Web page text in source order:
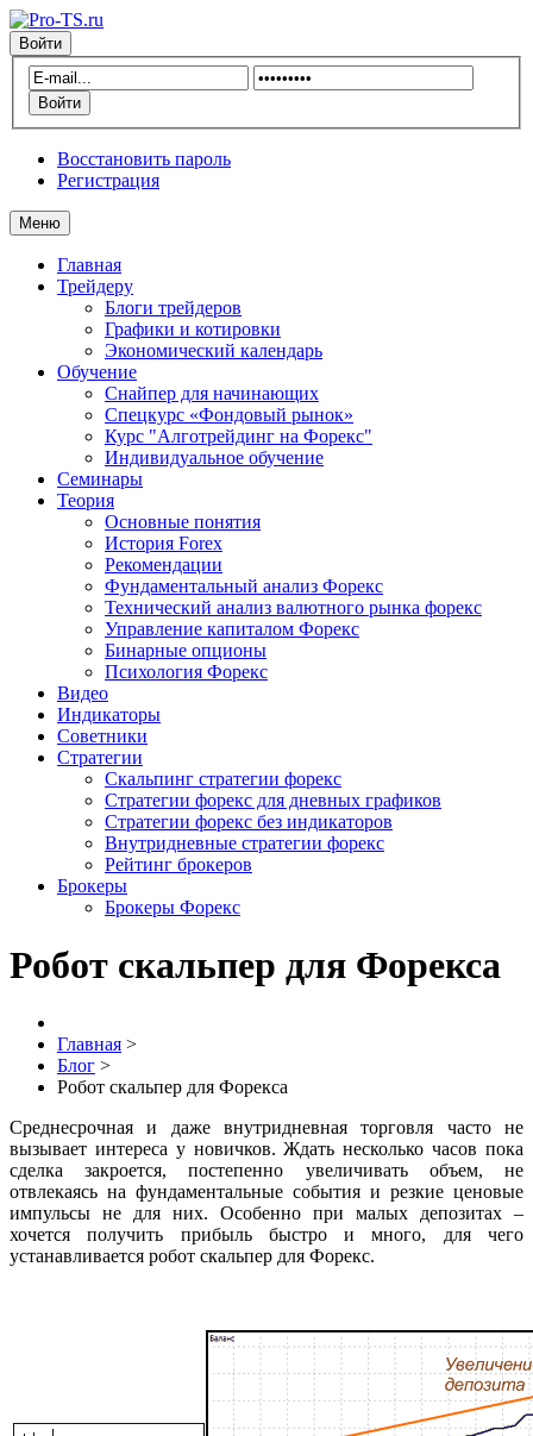
Войти
Восстановить пароль
Регистрация
Меню
Главная
Трейдеру
Блоги трейдеров
Графики и котировки
Экономический календарь
Обучение
Снайпер для начинающих
Спецкурс «Фондовый рынок»
Курс "Алготрейдинг на Форекс"
Индивидуальное обучение
Семинары
Теория
Основные понятия
История Forex
Рекомендации
Фундаментальный анализ Форекс
Технический анализ валютного рынка форекс
Управление капиталом Форекс
Бинарные опционы
Психология Форекс
Видео
Индикаторы
Советники
Стратегии
Скальпинг стратегии форекс
Стратегии форекс для дневных графиков
Стратегии форекс без индикаторов
Внутридневные стратегии форекс
Рейтинг брокеров
Брокеры
Брокеры Форекс
Робот скальпер для Форекса
Главная >
Блог >
Робот скальпер для Форекса
Среднесрочная и даже внутридневная торговля часто не
вызывает интереса у новичков. Ждать несколько часов пока
сделка закроется, постепенно увеличивать объем, не
отвлекаясь на фундаментальные события и резкие ценовые
импульсы не для них. Особенно при малых депозитах –
хочется получить прибыль быстро и много, для чего
устанавливается робот скальпер для Форекс.